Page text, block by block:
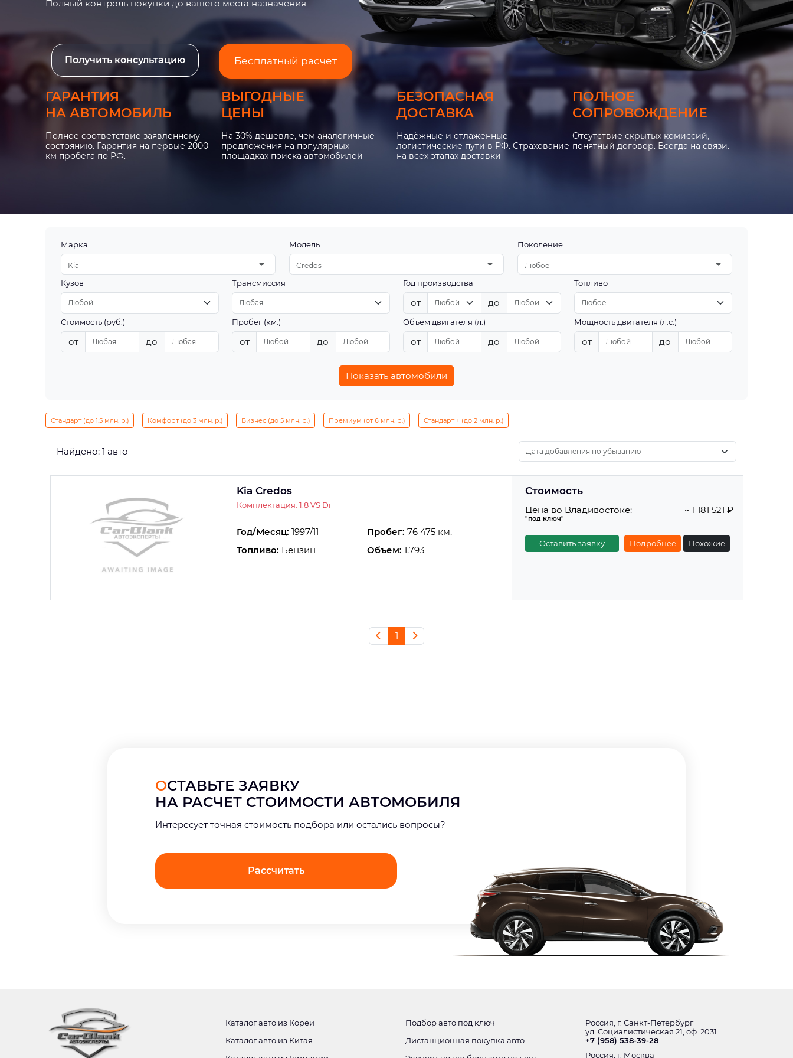
Полный контроль покупки до вашего места назначения
Получить консультацию Бесплатный расчет
ГАРАНТИЯ
НА АВТОМОБИЛЬ
Полное соответствие заявленному
состоянию. Гарантия на первые 2000
км пробега по РФ.
ВЫГОДНЫЕ
ЦЕНЫ
На 30% дешевле, чем аналогичные
предложения на популярных
площадках поиска автомобилей
БЕЗОПАСНАЯ
ДОСТАВКА
Надёжные и отлаженные
логистические пути в РФ. Страхование
на всех этапах доставки
ПОЛНОЕ
СОПРОВОЖДЕНИЕ
Отсутствие скрытых комиссий,
понятный договор. Всегда на связи.
Марка
Kia
Модель
Credos
Поколение
Любое
Кузов Трансмиссия Год производства
от до
Топливо
Стоимость (руб.)
от до
Пробег (км.)
от до
Объем двигателя (л.)
от до
Мощность двигателя (л.с.)
от до
Показать автомобили
Стандарт (до 1.5 млн. р.) Комфорт (до 3 млн. р.) Бизнес (до 5 млн. р.) Премиум (от 6 млн. р.) Стандарт + (до 2 млн. р.)
Найдено: 1 авто
Kia Credos
Комплектация: 1.8 VS Di
Год/Месяц: 1997/11 Пробег: 76 475 км.
Топливо: Бензин Объем: 1.793
Стоимость
Цена во Владивостоке:
"под ключ"
~ 1 181 521 ₽
Оставить заявку Подробнее Похожие
1
ОСТАВЬТЕ ЗАЯВКУ
НА РАСЧЕТ СТОИМОСТИ АВТОМОБИЛЯ
Интерeсует точная стоимость подбора или остались вопросы?
Рассчитать
Каталог авто из Кореи
Каталог авто из Китая
Подбор авто под ключ
Дистанционная покупка авто
Россия, г. Санкт-Петербург
ул. Социалистическая 21, оф. 2031
+7 (958) 538-39-28
Россия, г. Москва